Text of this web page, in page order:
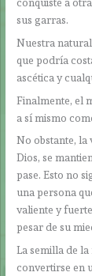
sus garras.
Nuestra
que podría
ascética y
Finalmente, el
a sí mismo
No obstante, la
Dios, se
pase. Esto no
una persona
valiente y
pesar de su
La semilla de
convertirse en